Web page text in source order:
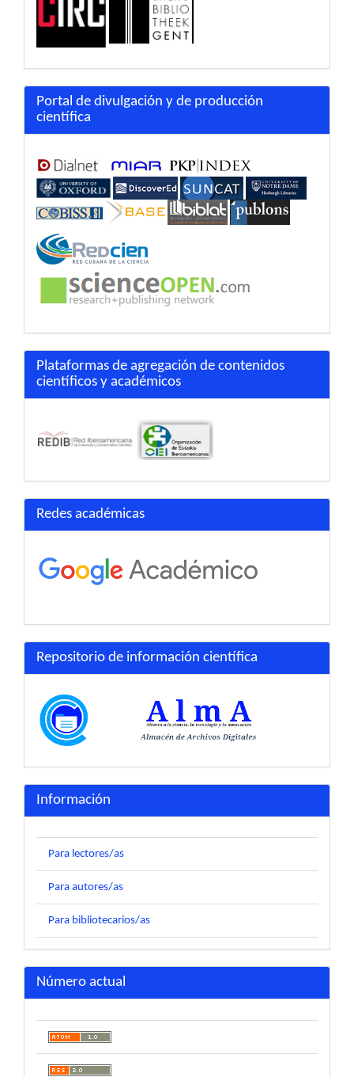
Portal de divulgación y de producción
científica
Plataformas de agregación de contenidos
científicos y académicos
Redes académicas
Repositorio de información científica
Información
Para lectores/as
Para autores/as
Para bibliotecarios/as
Número actual